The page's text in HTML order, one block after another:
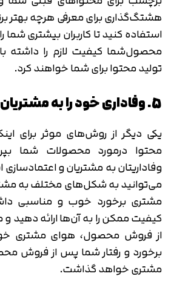
هشتگ‌گذاری برای معرفی هرچه بهتر
استفاده کنید تا کاربران بیشتری شما
محصول‌شما کیفیت لازم را داشته
تولید محتوا برای شما خواهند کرد.
5. وفاداری خود را به مشتریان نشان دهید
یکی دیگر از روش‌های موثر برای
محتوا درمورد محصولات شما
وفاداریتان به مشتریان و
می‌توانید به شکل‌های مختلف به
مشتری برخورد خوب و مناسبی
کیفیت ممکن را به آن‌ها ارائه دهید
از فروش محصول، هوای مشتری
برخورد و رفتار شما پس از فروش
مشتری خواهد گذاشت.